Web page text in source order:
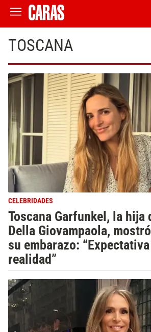
TOSCANA
CELEBRIDADES
Toscana Garfunkel, la hija
Della Giovampaola,
su embarazo:
realidad”